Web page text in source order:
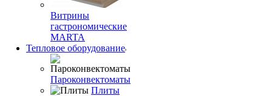
Витрины
гастрономические
MARTA
Тепловое оборудование
Пароконвектоматы
Плиты